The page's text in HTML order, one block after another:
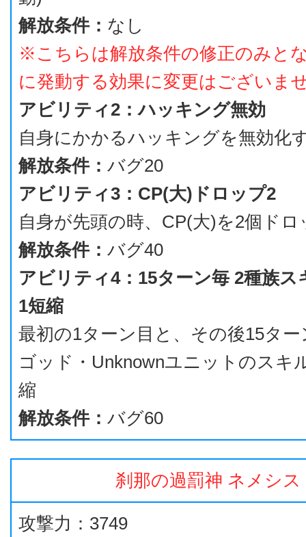
解放条件： なし
※こちらは解放条件の修正のみと
に発動する効果に変更はございま
アビリティ2：ハッキング無効
自身にかかるハッキングを無効化
解放条件： バグ20
アビリティ3：CP(大)ドロップ2
自身が先頭の時、CP(大)を2個ドロ
解放条件： バグ40
アビリティ4：15ターン毎 2種族ス
1短縮
最初の1ターン目と、その後15タ
ゴッド・Unknownユニットのスキ
縮
解放条件： バグ60
刹那の過罰神 ネメシス
攻撃力：3749